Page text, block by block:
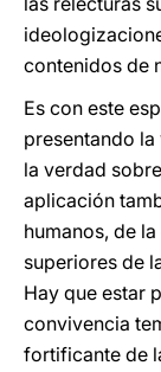
contenidos de
Es con este
presentando
la verdad
aplicación
humanos, de
superiores de
Hay que estar
convivencia
fortificante de